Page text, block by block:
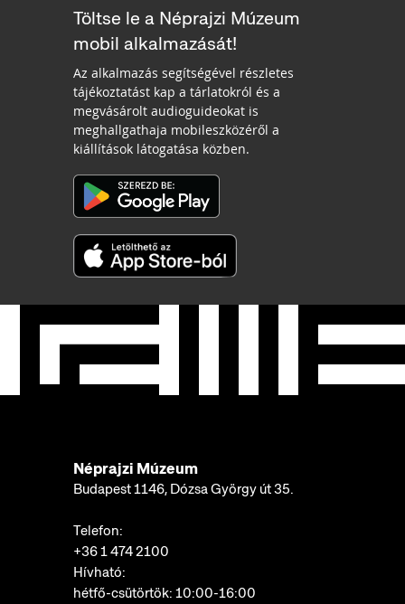
Töltse le a Néprajzi Múzeum
mobil alkalmazását!
Az alkalmazás segítségével részletes
tájékoztatást kap a tárlatokról és a
megvásárolt audioguideokat is
meghallgathaja mobileszközéről a
kiállítások látogatása közben.
Néprajzi Múzeum
Budapest 1146, Dózsa György út 35.
Telefon:
+36 1 474 2100
Hívható:
hétfő-csütörtök: 10:00-16:00